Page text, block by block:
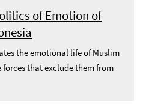
of Emotion of
the emotional life of Muslim
forces that exclude them from